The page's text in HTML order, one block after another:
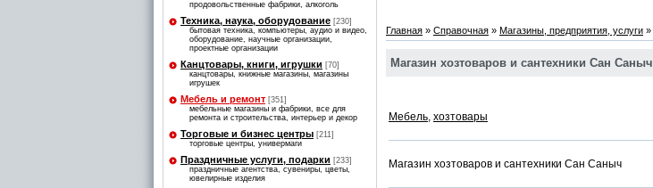
продовольственные фабрики, алкоголь
Техника, наука, оборудование [230]
бытовая техника, компьютеры, аудио и видео,
оборудование, научные организации,
проектные организации
Канцтовары, книги, игрушки [70]
канцтовары, книжные магазины, магазины
игрушек
Мебель и ремонт [351]
мебельные магазины и фабрики, все для
ремонта и строительства, интерьер и декор
Торговые и бизнес центры [211]
торговые центры, универмаги
Праздничные услуги, подарки [233]
праздничные агентства, сувениры, цветы,
ювелирные изделия
Главная » Справочная » Магазины, предприятия, услуги »
Магазин хозтоваров и сантехники Сан Саныч
Мебель, хозтовары
Магазин хозтоваров и сантехники Сан Саныч